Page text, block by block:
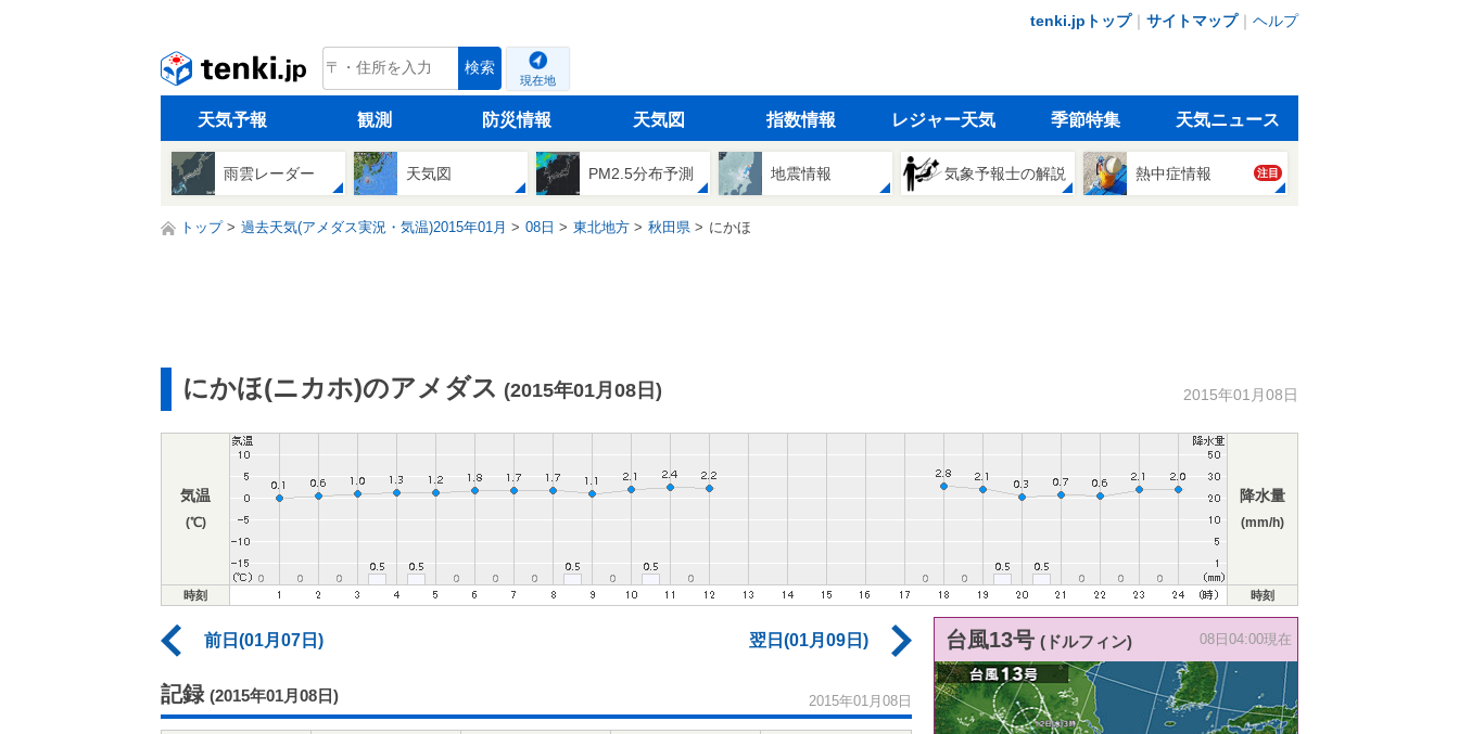
tenki.jpトップ｜ サイトマップ｜ ヘルプ
tenki.jp 検索
現在地
天気予報 観測 防災情報 天気図 指数情報 レジャー天気 季節特集 天気ニュース
雨雲レーダー 天気図 PM2.5分布予測 地震情報 気象予報士の解説 熱中症情報 注目
トップ 過去天気(アメダス実況・気温)2015年01月 08日 東北地方 秋田県 にかほ
にかほ(ニカホ)のアメダス (2015年01月08日) 2015年01月08日
気温
(℃)
降水量
(mm/h)
時刻 時刻
前日(01月07日) 翌日(01月09日)
記録 (2015年01月08日) 2015年01月08日
台風13号 (ドルフィン) 08日04:00現在